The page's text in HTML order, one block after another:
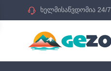
ხელმისაწვდომია 24/7